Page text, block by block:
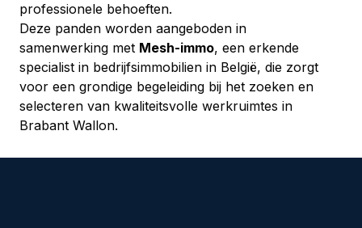
professionele behoeften.
Deze panden worden aangeboden in
samenwerking met Mesh-immo, een erkende
specialist in bedrijfsimmobilien in België, die zorgt
voor een grondige begeleiding bij het zoeken en
selecteren van kwaliteitsvolle werkruimtes in
Brabant Wallon.